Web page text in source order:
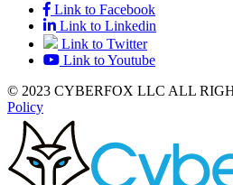
Link to Facebook
Link to Linkedin
Link to Twitter
Link to Youtube
© 2023 CYBERFOX LLC ALL
Policy